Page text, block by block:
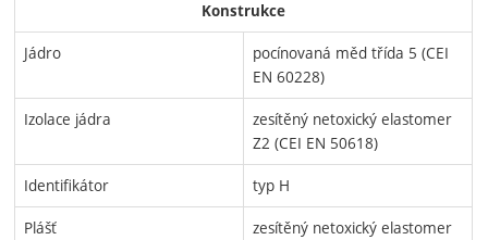
Konstrukce
Jádro
pocínovaná měd třída 5 (CEI
EN 60228)
Izolace jádra
zesítěný netoxický elastomer
Z2 (CEI EN 50618)
Identifikátor typ H
Plášť
zesítěný netoxický elastomer